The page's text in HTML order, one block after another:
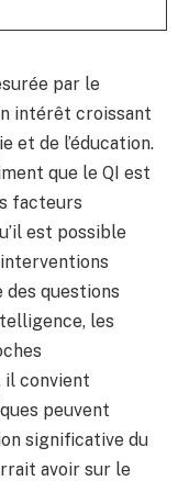
par le
intérêt croissant
et de l’éducation.
que le QI est
facteurs
est possible
questions
les
il convient
peuvent
significative du
avoir sur le